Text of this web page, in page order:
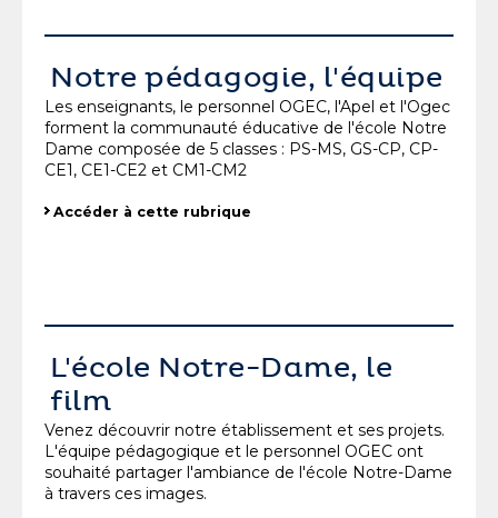
Notre pédagogie, l'équipe
Les enseignants, le personnel OGEC, l'Apel et l'Ogec
forment la communauté éducative de l'école Notre
Dame composée de 5 classes : PS-MS, GS-CP, CP-
CE1, CE1-CE2 et CM1-CM2
Accéder à cette rubrique
L'école Notre-Dame, le
film
Venez découvrir notre établissement et ses projets.
L'équipe pédagogique et le personnel OGEC ont
souhaité partager l'ambiance de l'école Notre-Dame
à travers ces images.